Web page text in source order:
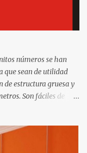
números se han
que sean de utilidad
de estructura gruesa y
Son fáciles de
los niños, entre